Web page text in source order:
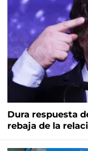
Dura respuesta
rebaja de la